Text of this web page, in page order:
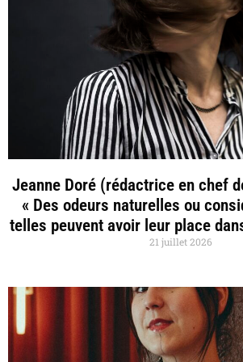
Jeanne Doré (rédactrice en chef
« Des odeurs naturelles ou
telles peuvent avoir leur place
21 juillet 2026